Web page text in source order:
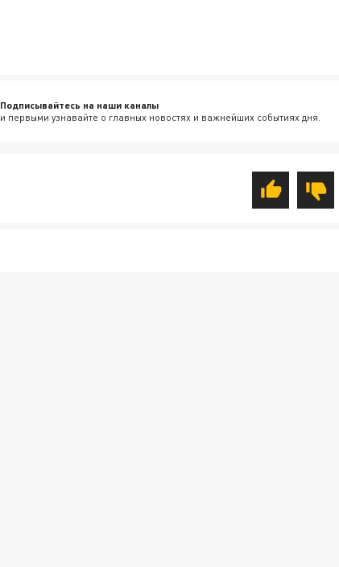
Подписывайтесь на наши каналы
и первыми узнавайте о главных новостях и важнейших событиях дня.